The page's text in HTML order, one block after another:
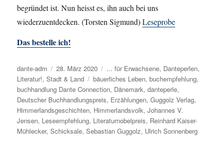
begründet ist. Nun heisst es, ihn auch bei uns
wiederzuentdecken. (Torsten Sigmund)Leseprobe
Das bestelle ich!
Autor
dante-adm
Veröffentlicht
am
28. März 2020 Kategorien
... für Erwachsene, Danteperlen,
Literatur!,Stadt & Land Schlagwörter
bäuerliches Leben,buchempfehlung,
buchhandlung Dante Connection, Dänemark,danteperle,
Deutscher Buchhandlungspreis, Erzählungen,Guggolz Verlag,
Himmerlandsgeschichten, Himmerlandsvolk,Johannes V.
Jensen, Leseempfehlung, Literaturnobelpreis, Reinhard Kaiser-
Mühlecker,Schicksale,Sebastian Guggolz, Ulrich Sonnenberg